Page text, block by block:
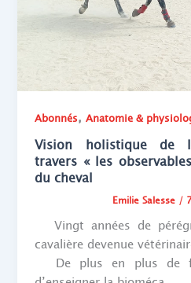
Abonnés,Anatomie &
Vision holistique de
travers « les
du cheval
Emilie Salesse/
Vingt années de
cavalière devenue
De plus en plus de